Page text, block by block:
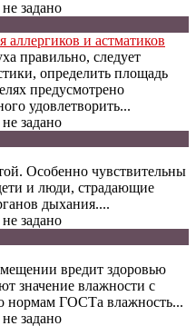
аллергиков и астматиков
правильно, следует
определить площадь
предусмотрено
удовлетворить...
Особенно чувствительны
и люди, страдающие
дыхания....
вредит здоровью
значение влажности с
нормам ГОСТа влажность...